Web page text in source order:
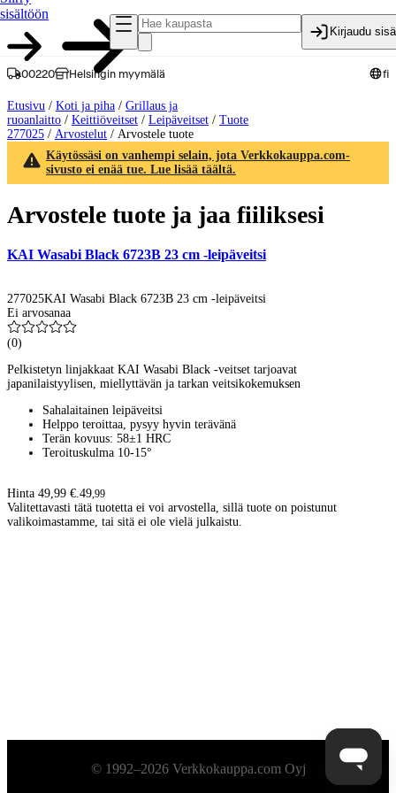
sisältöön
Kirjaudu
00220 Helsingin myymälä fi
Etusivu / Koti ja piha / Grillaus ja
ruoanlaitto / Keittiöveitset / Leipäveitset / Tuote
277025 / Arvostelut / Arvostele tuote
Käytössäsi on vanhempi selain, jota Verkkokauppa.com-
sivusto ei enää tue. Lue lisää täältä.
Arvostele tuote ja jaa fiiliksesi
KAI Wasabi Black 6723B 23 cm -leipäveitsi
277025KAI Wasabi Black 6723B 23 cm -leipäveitsi
Ei arvosanaa
(0)
Pelkistetyn linjakkaat KAI Wasabi Black -veitset tarjoavat
japanilaistyylisen, miellyttävän ja tarkan veitsikokemuksen
Sahalaitainen leipäveitsi
Helppo teroittaa, pysyy hyvin terävänä
Terän kovuus: 58±1 HRC
Teroituskulma 10-15°
Hinta 49,99 €. 49,99
Valitettavasti tätä tuotetta ei voi arvostella, sillä tuote on poistunut
valikoimastamme, tai sitä ei ole vielä julkaistu.
Alatunniste© 1992–2026 Verkkokauppa.com Oyj